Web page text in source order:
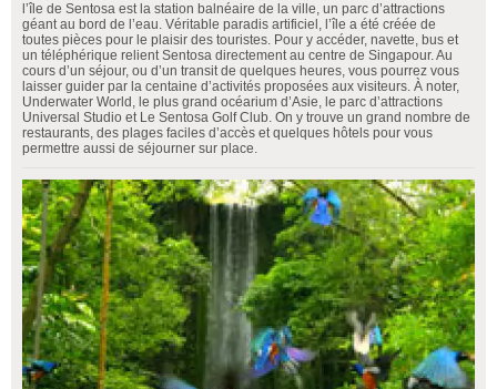
l’île de Sentosa est la station balnéaire de la ville, un parc d’attractions
géant au bord de l’eau. Véritable paradis artificiel, l’île a été créée de
toutes pièces pour le plaisir des touristes. Pour y accéder, navette, bus et
un téléphérique relient Sentosa directement au centre de Singapour. Au
cours d’un séjour, ou d’un transit de quelques heures, vous pourrez vous
laisser guider par la centaine d’activités proposées aux visiteurs. À noter,
Underwater World, le plus grand océarium d’Asie, le parc d’attractions
Universal Studio et Le Sentosa Golf Club. On y trouve un grand nombre de
restaurants, des plages faciles d’accès et quelques hôtels pour vous
permettre aussi de séjourner sur place.